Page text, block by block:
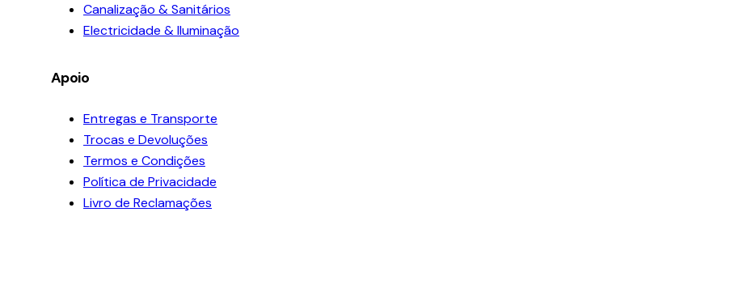
Canalização & Sanitários
Electricidade & Iluminação
Apoio
Entregas e Transporte
Trocas e Devoluções
Termos e Condições
Política de Privacidade
Livro de Reclamações